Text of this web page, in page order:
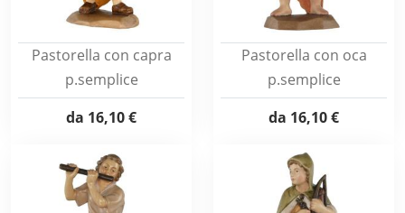
Pastorella con capra
p.semplice
da 16,10 €
Pastorella con oca
p.semplice
da 16,10 €